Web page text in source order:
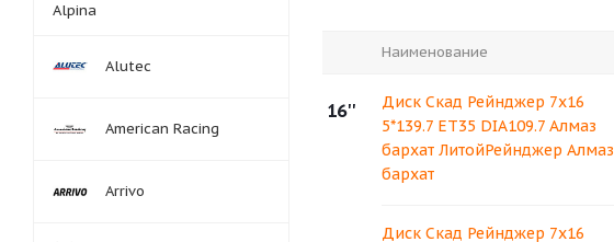
Наименование
16''
Диск Скад Рейнджер 7x16
5*139.7 ET35 DIA109.7 Алмаз
бархат ЛитойРейнджер Алмаз
бархат
Диск Скад Рейнджер 7x16
Alpina
Alutec
American Racing
Arrivo